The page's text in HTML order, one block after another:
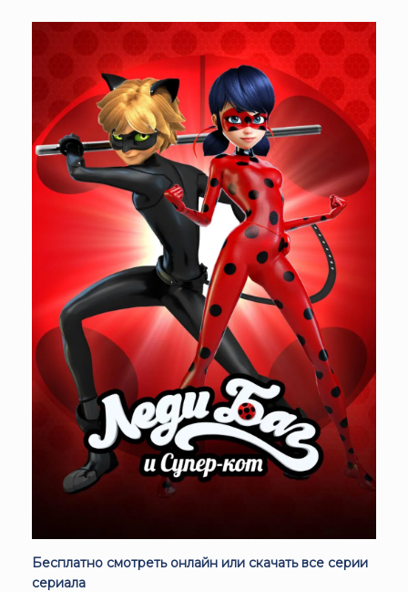
Бесплатно смотреть онлайн или скачать все серии
сериала